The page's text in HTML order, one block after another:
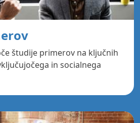
študije primerov na ključnih
in socialnega